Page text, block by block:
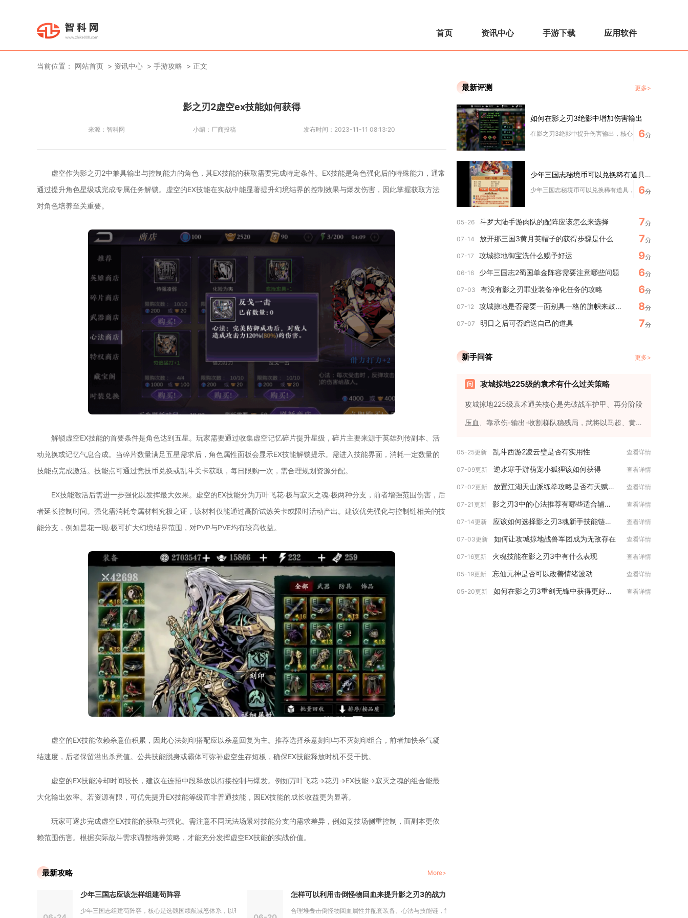
首页 资讯中心 手游下载 应用软件
当前位置： 网站首页 资讯中心 手游攻略 正文
影之刃2虚空ex技能如何获得
来源： 智科网 小编： 厂商投稿 发布时间： 2023-11-11 08:13:20
虚空作为影之刃2中兼具输出与控制能力的角色，其EX技能的获取需要完成特定条件。EX技能是角色强化后的特殊能力，通常
通过提升角色星级或完成专属任务解锁。虚空的EX技能在实战中能显著提升幻境结界的控制效果与爆发伤害，因此掌握获取方法
对角色培养至关重要。
解锁虚空EX技能的首要条件是角色达到五星。玩家需要通过收集虚空记忆碎片提升星级，碎片主要来源于英雄列传副本、活
动兑换或记忆气息合成。当碎片数量满足五星需求后，角色属性面板会显示EX技能解锁提示。需进入技能界面，消耗一定数量的
技能点完成激活。技能点可通过竞技币兑换或乱斗关卡获取，每日限购一次，需合理规划资源分配。
EX技能激活后需进一步强化以发挥最大效果。虚空的EX技能分为万叶飞花·极与寂灭之魂·极两种分支，前者增强范围伤害，后
者延长控制时间。强化需消耗专属材料究极之证，该材料仅能通过高阶试炼关卡或限时活动产出。建议优先强化与控制链相关的技
能分支，例如昙花一现·极可扩大幻境结界范围，对PVP与PVE均有较高收益。
虚空的EX技能依赖杀意值积累，因此心法刻印搭配应以杀意回复为主。推荐选择杀意刻印与不灭刻印组合，前者加快杀气凝
结速度，后者保留溢出杀意值。公共技能脱身或霸体可弥补虚空生存短板，确保EX技能释放时机不受干扰。
虚空的EX技能冷却时间较长，建议在连招中段释放以衔接控制与爆发。例如万叶飞花→花刃→EX技能→寂灭之魂的组合能最
大化输出效率。若资源有限，可优先提升EX技能等级而非普通技能，因EX技能的成长收益更为显著。
玩家可逐步完成虚空EX技能的获取与强化。需注意不同玩法场景对技能分支的需求差异，例如竞技场侧重控制，而副本更依
赖范围伤害。根据实际战斗需求调整培养策略，才能充分发挥虚空EX技能的实战价值。
最新攻略 More>
少年三国志应该怎样组建苟阵容
少年三国志组建苟阵容，核心是选魏国续航减怒体系，以荀彧、曹操...
怎样可以利用击倒怪物回血来提升影之刃3的战力
合理堆叠击倒怪物回血属性并配套装备、心法与技能链，能显著提升...
最新评测 更多>
如何在影之刃3绝影中增加伤害输出
在影之刃3绝影中提升伤害输出，核心在于装备、心法、
6分
少年三国志秘境币可以兑换稀有道具吗
少年三国志秘境币可以兑换稀有道具，无上秘境专属商店
6分
05-26 斗罗大陆手游肉队的配阵应该怎么来选择 7分
07-14 放开那三国3黄月英帽子的获得步骤是什么 7分
07-17 攻城掠地御宝洗什么赐予好运 9分
06-16 少年三国志2蜀国单金阵容需要注意哪些问题 6分
07-03 有没有影之刃罪业装备净化任务的攻略 6分
07-12 攻城掠地是否需要一面别具一格的旗帜来鼓舞士气 8分
07-07 明日之后可否赠送自己的道具 7分
新手问答 更多>
攻城掠地225级的袁术有什么过关策略
攻城掠地225级袁术通关核心是先破战车护甲、再分阶段
压血、靠承伤-输出-收割梯队稳残局，武将以马超、黄月
05-25更新 乱斗西游2凌云璧是否有实用性 查看详情
07-09更新 逆水寒手游萌宠小狐狸该如何获得 查看详情
07-02更新 放置江湖天山派练拳攻略是否有天赋才能限制 查看详情
07-21更新 影之刃3中的心法推荐有哪些适合辅助职业使用 查看详情
07-14更新 应该如何选择影之刃3魂新手技能链搭配加点 查看详情
07-03更新 如何让攻城掠地战兽军团成为无敌存在 查看详情
07-16更新 火魂技能在影之刃3中有什么表现 查看详情
05-19更新 忘仙元神是否可以改善情绪波动 查看详情
05-20更新 如何在影之刃3重剑无锋中获得更好的装备 查看详情